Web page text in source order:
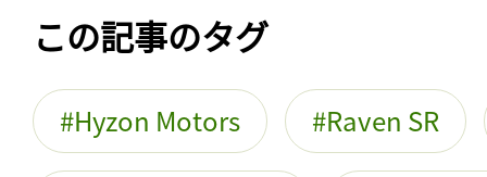
この記事のタグ
Hyzon Motors Raven SR